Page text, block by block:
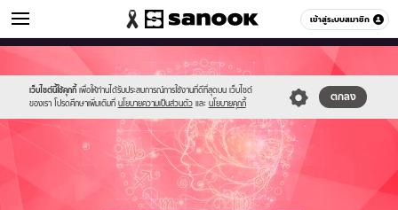
เข้าสู่ระบบสมาชิก
ดูดวง หมวดอื่นๆ
เว็บไซต์นี้ใช้คุกกี้ เพื่อให้ท่านได้รับประสบการณ์การใช้งานที่ดีที่สุดบน เว็บไซต์
ของเรา โปรดศึกษาเพิ่มเติมที่ นโยบายความเป็นส่วนตัว และ นโยบายคุกกี้
ตกลง
//s.isanook.com/sr/0/images/logo-
new-
sanook.png
//s.isanook.com/ho/0/ud/fxd/sunday.png